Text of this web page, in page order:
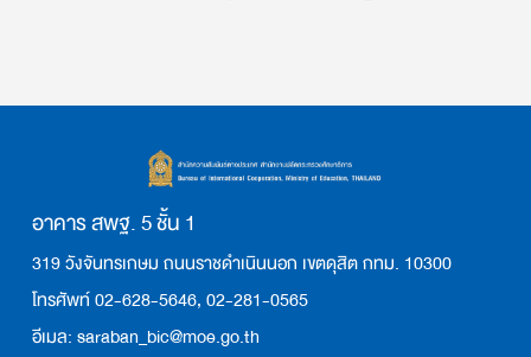
อาคาร สพฐ. 5 ชั้น 1
319 วังจันทรเกษม ถนนราชดำเนินนอก เขตดุสิต กทม. 10300
โทรศัพท์ 02-628-5646, 02-281-0565
อีเมล: saraban_bic@moe.go.th